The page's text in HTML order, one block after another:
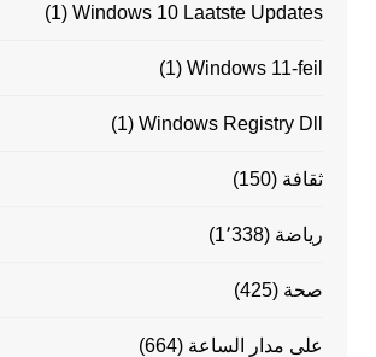
Windows 10 Laatste Updates
(1)
Windows 11-feil
(1)
Windows Registry Dll
(1)
ثقافة (150)
رياضة (1٬338)
صحة (425)
على مدار الساعة (664)